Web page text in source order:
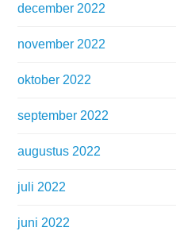
december 2022
november 2022
oktober 2022
september 2022
augustus 2022
juli 2022
juni 2022